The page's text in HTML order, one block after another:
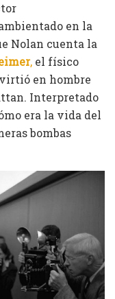
en la
Nolan cuenta la
, el físico
en hombre
Interpretado
era la vida del
bombas